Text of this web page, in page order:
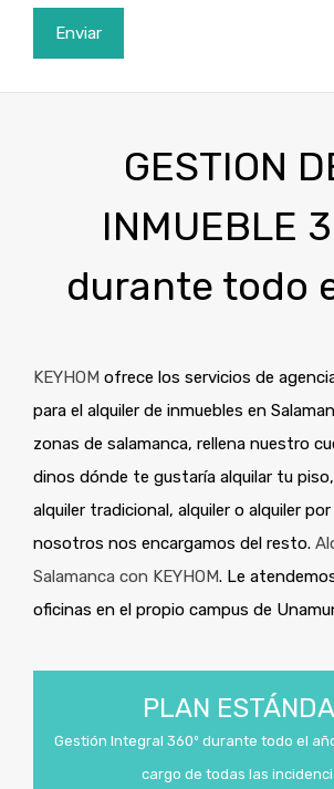
GESTION
INMUEBLE
durante todo
KEYHOM ofrece los servicios de
para el alquiler de inmuebles en
zonas de salamanca, rellena nuestro
dinos dónde te gustaría alquilar tu
alquiler tradicional, alquiler o alquiler
nosotros nos encargamos del resto.
Salamanca con KEYHOM. Le
oficinas en el propio campus de
PLAN
Gestión Integral 360º durante todo el
cargo de todas las